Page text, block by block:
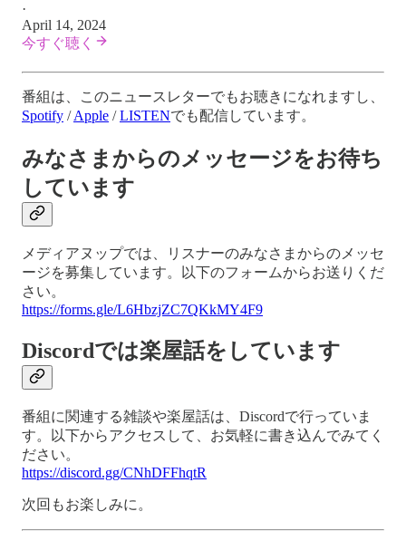
·
April 14, 2024
今すぐ聴く
番組は、このニュースレターでもお聴きになれますし、
Spotify /Apple /LISTENでも配信しています。
みなさまからのメッセージをお待ち
しています
メディアヌップでは、リスナーのみなさまからのメッセ
ージを募集しています。以下のフォームからお送りくだ
さい。
https://forms.gle/L6HbzjZC7QKkMY4F9
Discordでは楽屋話をしています
番組に関連する雑談や楽屋話は、Discordで行っていま
す。以下からアクセスして、お気軽に書き込んでみてく
ださい。
https://discord.gg/CNhDFFhqtR
次回もお楽しみに。